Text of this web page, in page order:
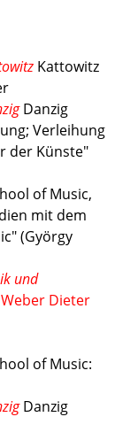
Kattowitz
Danzig
Verleihung
der Künste"
of Music,
mit dem
(György
und
Weber Dieter
of Music:
Danzig